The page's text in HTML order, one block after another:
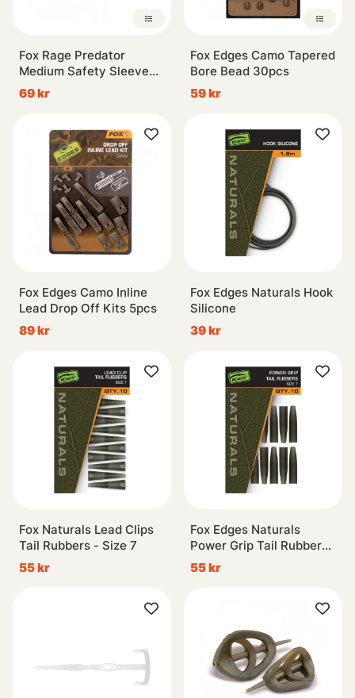
Fox Rage Predator
Medium Safety Sleeve
10-pack
69 kr
Fox Edges Camo Tapered
Bore Bead 30pcs
59 kr
Fox Edges Camo Inline
Lead Drop Off Kits 5pcs
89 kr
Fox Edges Naturals Hook
Silicone
39 kr
Fox Naturals Lead Clips
Tail Rubbers - Size 7
55 kr
Fox Edges Naturals
Power Grip Tail Rubbers
- Size 7x10
55 kr